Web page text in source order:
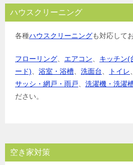
ハウスクリーニング
各種ハウスクリーニングも対応して
フローリング、 エアコン、 キッチン(
ード)、 浴室・浴槽、 洗面台、 トイレ、
サッシ・網戸・雨戸、 洗濯機・洗濯
ださい。
空き家対策